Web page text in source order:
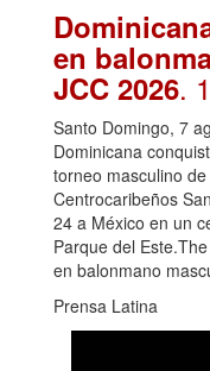
en
JCC 2026.
Santo Domingo, 7
Dominicana
torneo masculino
Centrocaribeños
24 a México en un
Parque del
en balonmano
Prensa Latina